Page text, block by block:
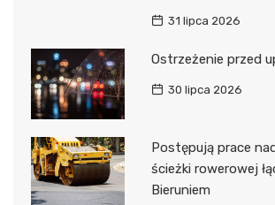
31 lipca 2026
Ostrzeżenie przed
30 lipca 2026
Postępują prace
ścieżki rowerowej
Bieruniem